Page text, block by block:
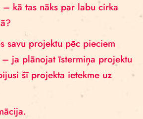
kā tas nāks par labu cirka
savu projektu pēc pieciem
ja plānojat īstermiņa projektu
šī projekta ietekme uz